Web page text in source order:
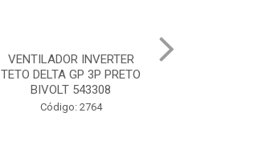
VENTILADOR INVERTER
TETO DELTA GP 3P PRETO
BIVOLT 543308
Código: 2764